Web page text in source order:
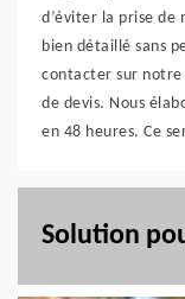
d’éviter la prise de
bien détaillé sans
contacter sur notre
de devis. Nous
en 48 heures. Ce
Solution